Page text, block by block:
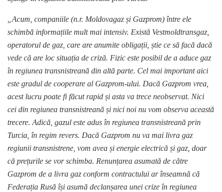
„Acum, companiile (n.r. Moldovagaz și Gazprom) între ele
schimbă informațiile mult mai intensiv. Există Vestmoldtransgaz,
operatorul de gaz, care are anumite obligații, știe ce să facă dacă
vede că are loc situația de criză. Fizic este posibil de a aduce gaz
în regiunea transnistreană din altă parte. Cel mai important aici
este gradul de cooperare al Gazprom-ului. Dacă Gazprom vrea,
acest lucru poate fi făcut rapid și asta va trece neobservat. Nici
cei din regiunea transnistreană și nici noi nu vom observa această
trecere. Adică, gazul este adus în regiunea transnistreană prin
Turcia, în regim revers. Dacă Gazprom nu va mai livra gaz
regiunii transnistrene, vom avea și energie electrică și gaz, doar
că prețurile se vor schimba. Renunțarea asumată de către
Gazprom de a livra gaz conform contractului ar înseamnă că
Federația Rusă își asumă declanșarea unei crize în regiunea